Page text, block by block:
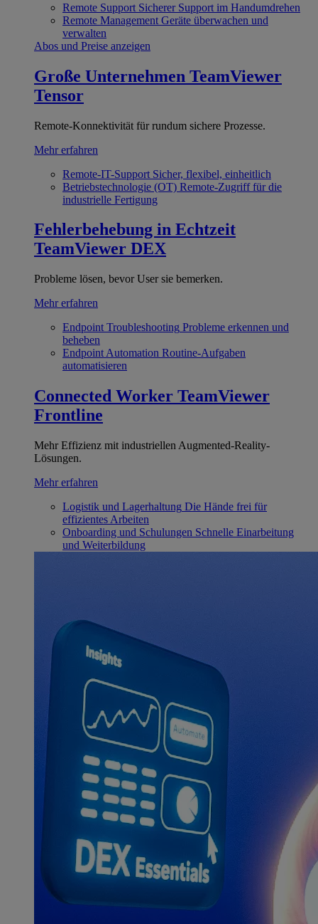
Remote Support Sicherer Support im Handumdrehen
Remote Management Geräte überwachen und
verwalten
Abos und Preise anzeigen
Große Unternehmen TeamViewer
Tensor
Remote-Konnektivität für rundum sichere Prozesse.
Mehr erfahren
Remote-IT-Support Sicher, flexibel, einheitlich
Betriebstechnologie (OT) Remote-Zugriff für die
industrielle Fertigung
Fehlerbehebung in Echtzeit
TeamViewer DEX
Probleme lösen, bevor User sie bemerken.
Mehr erfahren
Endpoint Troubleshooting Probleme erkennen und
beheben
Endpoint Automation Routine-Aufgaben
automatisieren
Connected Worker TeamViewer
Frontline
Mehr Effizienz mit industriellen Augmented-Reality-
Lösungen.
Mehr erfahren
Logistik und Lagerhaltung Die Hände frei für
effizientes Arbeiten
Onboarding und Schulungen Schnelle Einarbeitung
und Weiterbildung